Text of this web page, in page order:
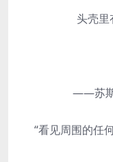
头壳里
——苏斯
“看见周围的任